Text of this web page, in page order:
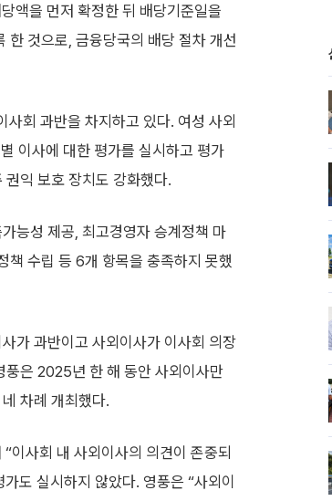
액을 먼저 확정한 뒤 배당기준일을
한 것으로, 금융당국의 배당 절차 개선
회 과반을 차지하고 있다. 여성 사외
이사에 대한 평가를 실시하고 평가
익 보호 장치도 강화했다.
능성 제공, 최고경영자 승계정책 마
책 수립 등 6개 항목을 충족하지 못했
가 과반이고 사외이사가 이사회 의장
풍은 2025년 한 해 동안 사외이사만
차례 개최했다.
이사회 내 사외이사의 의견이 존중되
도 실시하지 않았다. 영풍은 “사외이